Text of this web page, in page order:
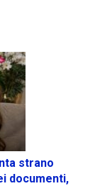
strano
documenti,